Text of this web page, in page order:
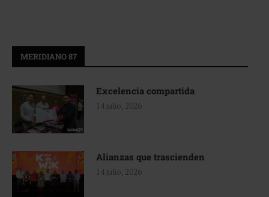
MERIDIANO 87
Excelencia compartida
14 julio, 2026
Alianzas que trascienden
14 julio, 2026